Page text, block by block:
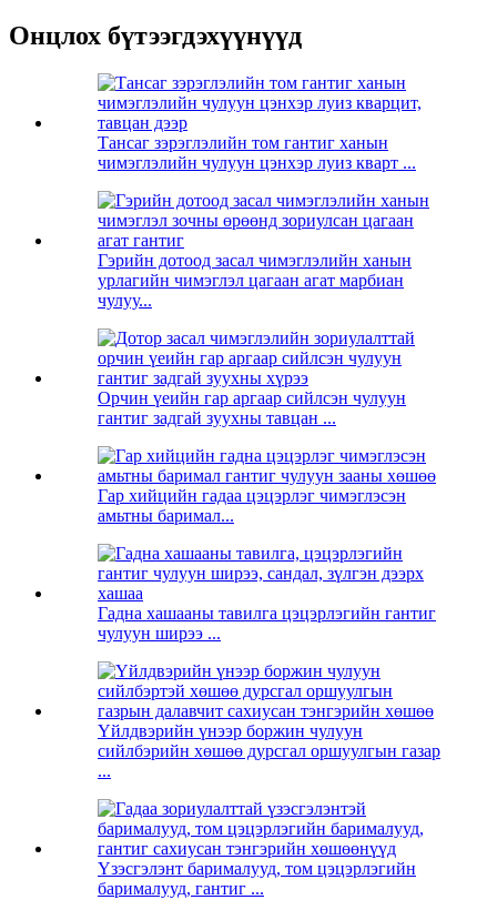
Онцлох бүтээгдэхүүнүүд
Тансаг зэрэглэлийн том гантиг ханын
чимэглэлийн чулуун цэнхэр луиз кварт ...
Гэрийн дотоод засал чимэглэлийн ханын
урлагийн чимэглэл цагаан агат марбиан
чулуу...
Орчин үеийн гар аргаар сийлсэн чулуун
гантиг задгай зуухны тавцан ...
Гар хийцийн гадаа цэцэрлэг чимэглэсэн
амьтны баримал...
Гадна хашааны тавилга цэцэрлэгийн гантиг
чулуун ширээ ...
Үйлдвэрийн үнээр боржин чулуун
сийлбэрийн хөшөө дурсгал оршуулгын газар
...
Үзэсгэлэнт барималууд, том цэцэрлэгийн
барималууд, гантиг ...